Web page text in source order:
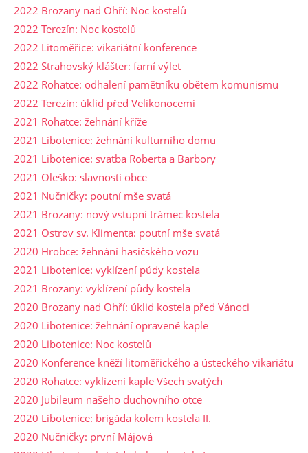
2022 Brozany nad Ohří: Noc kostelů
2022 Terezín: Noc kostelů
2022 Litoměřice: vikariátní konference
2022 Strahovský klášter: farní výlet
2022 Rohatce: odhalení pamětníku obětem komunismu
2022 Terezín: úklid před Velikonocemi
2021 Rohatce: žehnání kříže
2021 Libotenice: žehnání kulturního domu
2021 Libotenice: svatba Roberta a Barbory
2021 Oleško: slavnosti obce
2021 Nučničky: poutní mše svatá
2021 Brozany: nový vstupní trámec kostela
2021 Ostrov sv. Klimenta: poutní mše svatá
2020 Hrobce: žehnání hasičského vozu
2021 Libotenice: vyklízení půdy kostela
2021 Brozany: vyklízení půdy kostela
2020 Brozany nad Ohří: úklid kostela před Vánoci
2020 Libotenice: žehnání opravené kaple
2020 Libotenice: Noc kostelů
2020 Konference kněží litoměřického a ústeckého vikariátu
2020 Rohatce: vyklízení kaple Všech svatých
2020 Jubileum našeho duchovního otce
2020 Libotenice: brigáda kolem kostela II.
2020 Nučničky: první Májová